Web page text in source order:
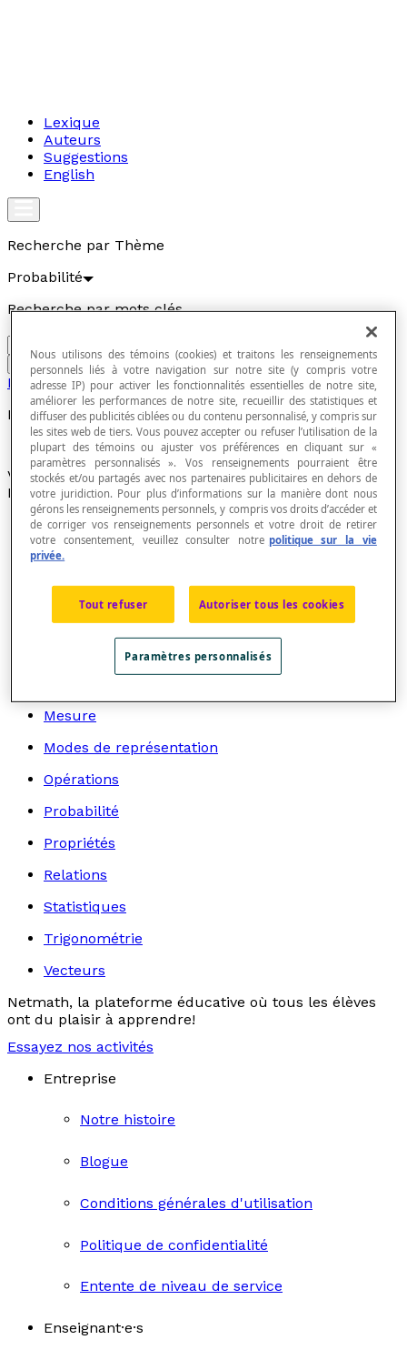
Lexique
Auteurs
Suggestions
English
Recherche par Thème
Probabilité
Recherche par mots clés
Aller
Probabilité
Espérance
Voirespérance mathématique d'une variable aléatoire
Recherche par thème
Algèbre
Arithmétique
Graphes
Géométrie
Logique et langage mathématique
Mesure
Modes de représentation
Opérations
Probabilité
Propriétés
Relations
Statistiques
Trigonométrie
Vecteurs
Netmath, la plateforme éducative où tous les élèves
ont du plaisir à apprendre!
Essayez nos activités
Entreprise
Notre histoire
Blogue
Conditions générales d'utilisation
Politique de confidentialité
Entente de niveau de service
Enseignant·e·s
Nous utilisons des témoins (cookies) et traitons les renseignements
personnels liés à votre navigation sur notre site (y compris votre
adresse IP) pour activer les fonctionnalités essentielles de notre site,
améliorer les performances de notre site, recueillir des statistiques et
diffuser des publicités ciblées ou du contenu personnalisé, y compris sur
les sites web de tiers. Vous pouvez accepter ou refuser l’utilisation de la
plupart des témoins ou ajuster vos préférences en cliquant sur «
paramètres personnalisés ». Vos renseignements pourraient être
stockés et/ou partagés avec nos partenaires publicitaires en dehors de
votre juridiction. Pour plus d’informations sur la manière dont nous
gérons les renseignements personnels, y compris vos droits d’accéder et
de corriger vos renseignements personnels et votre droit de retirer
votre consentement, veuillez consulter notre politique sur la vie
privée.
Tout refuser Autoriser tous les cookies
Paramètres personnalisés